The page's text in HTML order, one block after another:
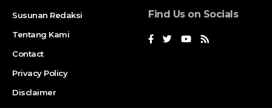
Susunan Redaksi
Tentang Kami
Contact
Privacy Policy
Disclaimer
Find Us on Socials